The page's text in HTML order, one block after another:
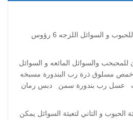
خط تعبئة كامل ألي خطي للحبوب و السوائل اللزجه 6 رؤوس
للمحبحب والسوائل المائعه و السوائل
مسلوق ذرة رب البندورة مسبخه
عسل رب بندورة سمن دبس رمان
الحبوب و التاني لتعبئة السوائل يمكن